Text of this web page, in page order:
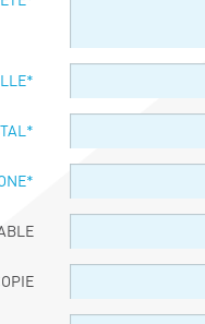
*
*
*